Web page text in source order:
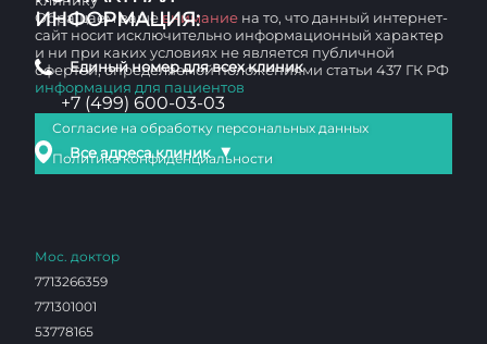
ИНФОРМАЦИЯ:
Единый номер для всех клиник
+7 (499) 600-03-03
Все адреса клиник ▼
Обращаем вашевнимание на то, что данный интернет-
сайт носит исключительно информационный характер
и ни при каких условиях не является публичной
офертой, определяемой положениями статьи 437 ГК РФ
информация для пациентов
Согласие на обработку персональных данных
Политика конфиденциальности
Мос. доктор
7713266359
771301001
53778165